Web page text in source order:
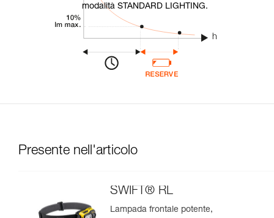
modalità STANDARD LIGHTING.
Presente nell'articolo
SWIFT® RL
Lampada frontale potente,